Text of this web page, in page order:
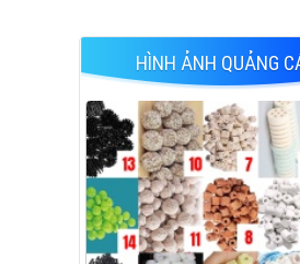
HÌNH ẢNH QUẢNG